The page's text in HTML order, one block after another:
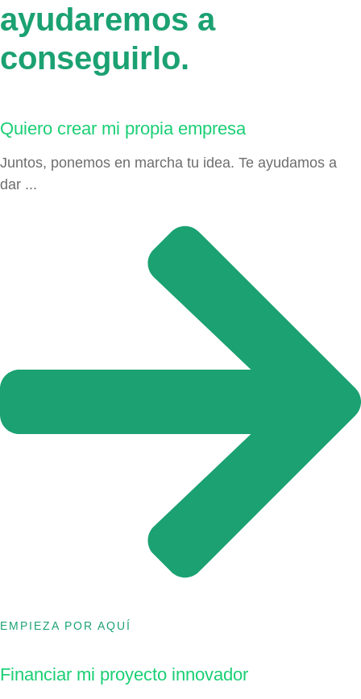
ayudaremos a
conseguirlo.
Quiero crear mi propia empresa
Juntos, ponemos en marcha tu idea. Te ayudamos a
dar ...
EMPIEZA POR AQUÍ
Financiar mi proyecto innovador